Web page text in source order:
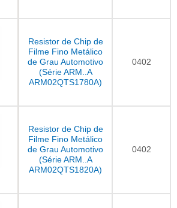
Resistor de Chip de
Filme Fino Metálico
de Grau Automotivo
(Série ARM..A
ARM02QTS1780A)
0402
Resistor de Chip de
Filme Fino Metálico
de Grau Automotivo
(Série ARM..A
ARM02QTS1820A)
0402